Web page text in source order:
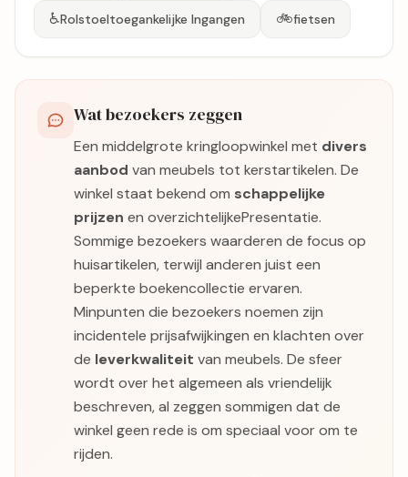
♿Rolstoeltoegankelijke Ingangen 🚲fietsen
Wat bezoekers zeggen
Een middelgrote kringloopwinkel met divers
aanbod van meubels tot kerstartikelen. De
winkel staat bekend om schappelijke
prijzen en overzichtelijkePresentatie.
Sommige bezoekers waarderen de focus op
huisartikelen, terwijl anderen juist een
beperkte boekencollectie ervaren.
Minpunten die bezoekers noemen zijn
incidentele prijsafwijkingen en klachten over
de leverkwaliteit van meubels. De sfeer
wordt over het algemeen als vriendelijk
beschreven, al zeggen sommigen dat de
winkel geen rede is om speciaal voor om te
rijden.